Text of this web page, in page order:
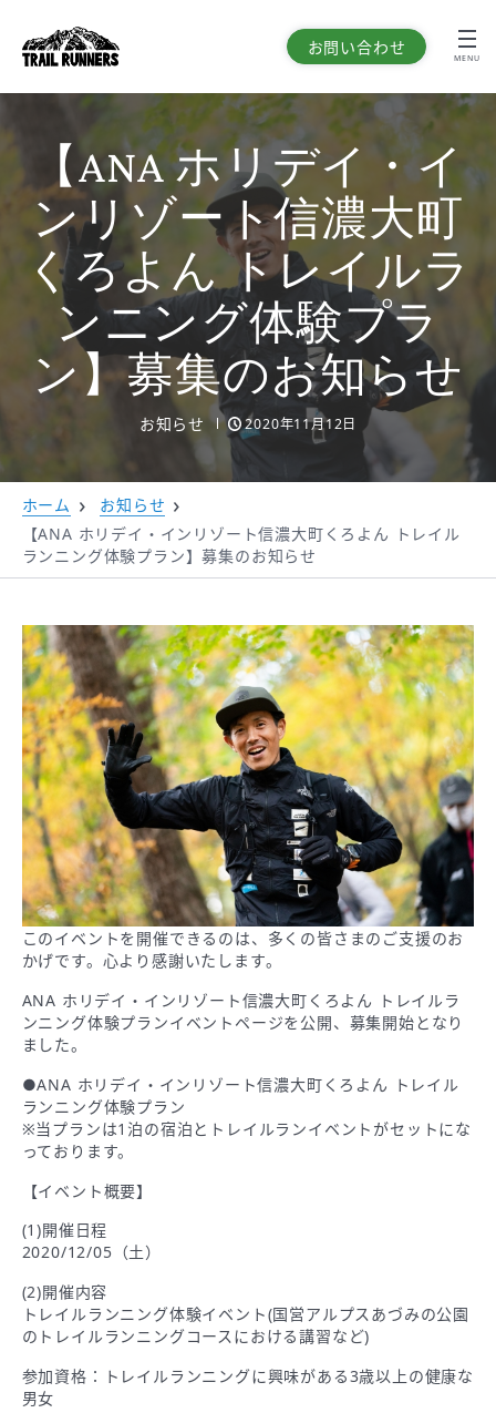
お問い合わせ
MENU
【ANA ホリデイ・イ
ンリゾート信濃大町
くろよん トレイルラ
ンニング体験プラ
ン】募集のお知らせ
お知らせ 2020年11月12日
ホーム
お知らせ
【ANA ホリデイ・インリゾート信濃大町くろよん トレイル
ランニング体験プラン】募集のお知らせ
このイベントを開催できるのは、多くの皆さまのご支援のお
かげです。心より感謝いたします。
ANA ホリデイ・インリゾート信濃大町くろよん トレイルラ
ンニング体験プランイベントページを公開、募集開始となり
ました。
●ANA ホリデイ・インリゾート信濃大町くろよん トレイル
ランニング体験プラン
※当プランは1泊の宿泊とトレイルランイベントがセットにな
っております。
【イベント概要】
(1)開催日程
2020/12/05（土）
(2)開催内容
トレイルランニング体験イベント(国営アルプスあづみの公園
のトレイルランニングコースにおける講習など)
参加資格：トレイルランニングに興味がある3歳以上の健康な
男女